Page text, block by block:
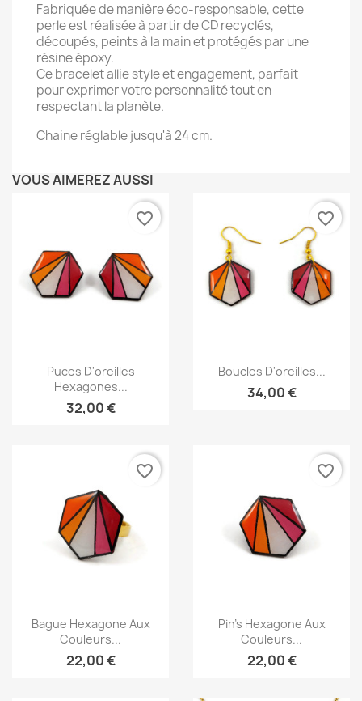
Fabriquée de manière éco-responsable, cette
perle est réalisée à partir de CD recyclés,
découpés, peints à la main et protégés par une
résine époxy.
Ce bracelet allie style et engagement, parfait
pour exprimer votre personnalité tout en
respectant la planète.
Chaine réglable jusqu'à 24 cm.
VOUS AIMEREZ AUSSI
Aperçu rapide
Puces D'oreilles
Hexagones...
32,00 €
favorite_border
Aperçu rapide
Boucles D'oreilles...
34,00 €
favorite_border
Aperçu rapide
Bague Hexagone Aux
Couleurs...
22,00 €
favorite_border
Aperçu rapide
Pin's Hexagone Aux
Couleurs...
22,00 €
favorite_border